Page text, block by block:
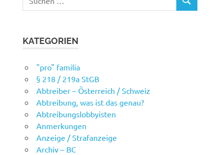
nach:
SUCHEN
KATEGORIEN
"pro" familia
§ 218 / 219a StGB
Abtreiber – Österreich / Schweiz
Abtreibung, was ist das genau?
Abtreibungslobbyisten
Anmerkungen
Anzeige / Strafanzeige
Archiv – BC